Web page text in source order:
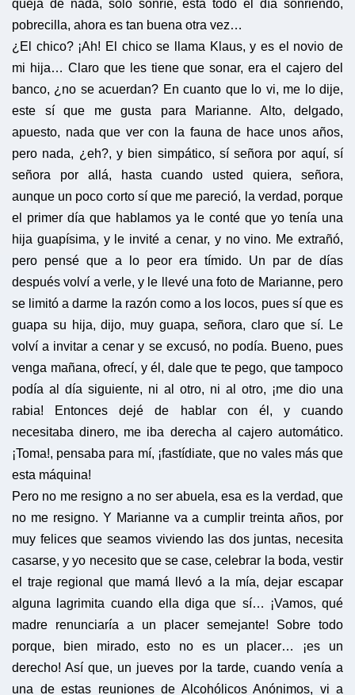
queja de nada, solo sonríe, está todo el día sonriendo,
pobrecilla, ahora es tan buena otra vez…
¿El chico? ¡Ah! El chico se llama Klaus, y es el novio de
mi hija… Claro que les tiene que sonar, era el cajero del
banco, ¿no se acuerdan? En cuanto que lo vi, me lo dije,
este sí que me gusta para Marianne. Alto, delgado,
apuesto, nada que ver con la fauna de hace unos años,
pero nada, ¿eh?, y bien simpático, sí señora por aquí, sí
señora por allá, hasta cuando usted quiera, señora,
aunque un poco corto sí que me pareció, la verdad, porque
el primer día que hablamos ya le conté que yo tenía una
hija guapísima, y le invité a cenar, y no vino. Me extrañó,
pero pensé que a lo peor era tímido. Un par de días
después volví a verle, y le llevé una foto de Marianne, pero
se limitó a darme la razón como a los locos, pues sí que es
guapa su hija, dijo, muy guapa, señora, claro que sí. Le
volví a invitar a cenar y se excusó, no podía. Bueno, pues
venga mañana, ofrecí, y él, dale que te pego, que tampoco
podía al día siguiente, ni al otro, ni al otro, ¡me dio una
rabia! Entonces dejé de hablar con él, y cuando
necesitaba dinero, me iba derecha al cajero automático.
¡Toma!, pensaba para mí, ¡fastídiate, que no vales más que
esta máquina!
Pero no me resigno a no ser abuela, esa es la verdad, que
no me resigno. Y Marianne va a cumplir treinta años, por
muy felices que seamos viviendo las dos juntas, necesita
casarse, y yo necesito que se case, celebrar la boda, vestir
el traje regional que mamá llevó a la mía, dejar escapar
alguna lagrimita cuando ella diga que sí… ¡Vamos, qué
madre renunciaría a un placer semejante! Sobre todo
porque, bien mirado, esto no es un placer… ¡es un
derecho! Así que, un jueves por la tarde, cuando venía a
una de estas reuniones de Alcohólicos Anónimos, vi a